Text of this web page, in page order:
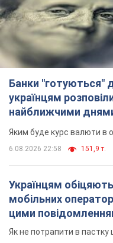
Банки "готуються"
українцям
найближчими
Яким буде курс валюти в
6.08.2026 22:58 151,9 т.
Українцям
мобільних
цими
Як не потрапити в пастку